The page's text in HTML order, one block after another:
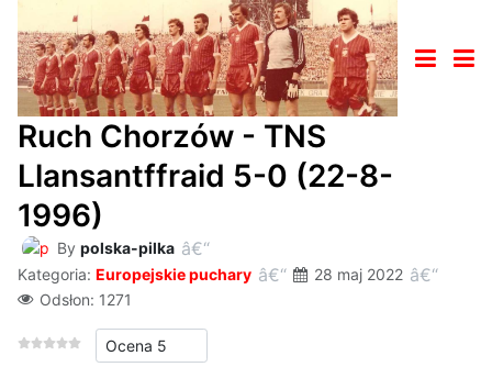
Ruch Chorzów - TNS
Llansantffraid 5-0 (22-8-
1996)
By polska-pilka
Kategoria: Europejskie puchary
28 maj 2022
Odsłon: 1271
Proszę, oceń